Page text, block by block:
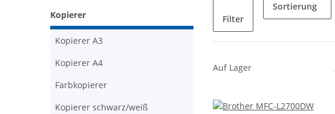
Filter
Sortierung
Auf Lager
Kopierer
Kopierer A3
Kopierer A4
Farbkopierer
Kopierer schwarz/weiß